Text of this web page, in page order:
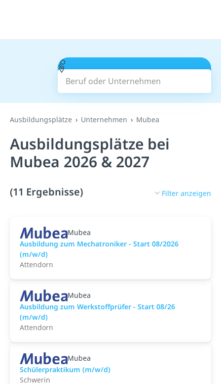
Beruf oder Unternehmen
Suchen
Ausbildungsplätze Unternehmen Mubea
Ausbildungsplätze bei
Mubea 2026 & 2027
(11 Ergebnisse) Filter anzeigen
Mubea
Ausbildung zum Mechatroniker - Start 08/2026
(m/w/d)
Attendorn
Mubea
Ausbildung zum Werkstoffprüfer - Start 08/26
(m/w/d)
Attendorn
Mubea
Schülerpraktikum (m/w/d)
Schwerin